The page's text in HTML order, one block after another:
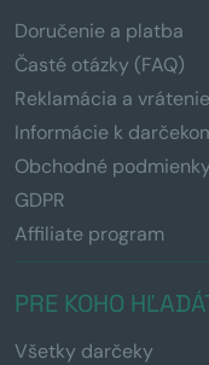
Doručenie a platba
Časté otázky (FAQ)
Reklamácia a
Informácie k
Obchodné podmienky
GDPR
Affiliate program
PRE KOHO
Všetky darčeky